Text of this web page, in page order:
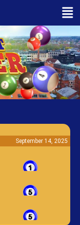
September 14, 2025